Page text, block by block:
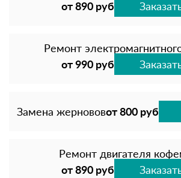
от 890 руб
Ремонт
от 990 руб
Замена жернововот 800 руб
Ремонт двигателя
от 890 руб